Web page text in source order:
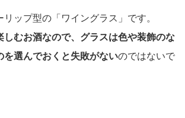
ップ型の「ワイングラス」です。
しむお酒なので、グラスは色や装飾のな
を選んでおくと失敗がないのではないで